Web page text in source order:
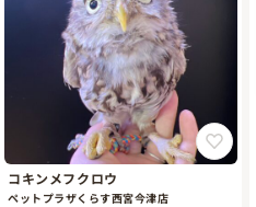
コキンメフクロウ
ペットプラザくらす西宮今津店